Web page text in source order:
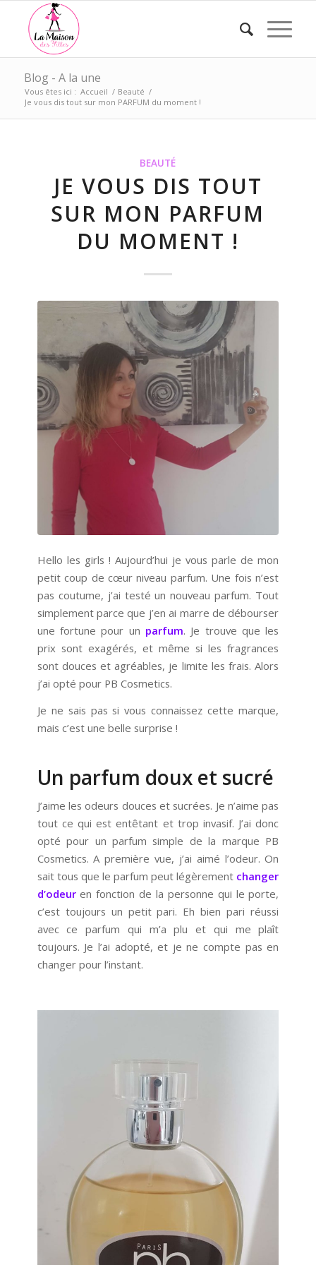
Blog - A la une
Vous êtes ici : Accueil / Beauté /
Je vous dis tout sur mon PARFUM du moment !
BEAUTÉ
JE VOUS DIS TOUT
SUR MON PARFUM
DU MOMENT !
Hello les girls ! Aujourd’hui je vous parle de mon
petit coup de cœur niveau parfum. Une fois n’est
pas coutume, j’ai testé un nouveau parfum. Tout
simplement parce que j’en ai marre de débourser
une fortune pour un parfum. Je trouve que les
prix sont exagérés, et même si les fragrances
sont douces et agréables, je limite les frais. Alors
j’ai opté pour PB Cosmetics.
Je ne sais pas si vous connaissez cette marque,
mais c’est une belle surprise !
Un parfum doux et sucré
J’aime les odeurs douces et sucrées. Je n’aime pas
tout ce qui est entêtant et trop invasif. J’ai donc
opté pour un parfum simple de la marque PB
Cosmetics. A première vue, j’ai aimé l’odeur. On
sait tous que le parfum peut légèrement changer
d’odeuren fonction de la personne qui le porte,
c’est toujours un petit pari. Eh bien pari réussi
avec ce parfum qui m’a plu et qui me plaît
toujours. Je l’ai adopté, et je ne compte pas en
changer pour l’instant.